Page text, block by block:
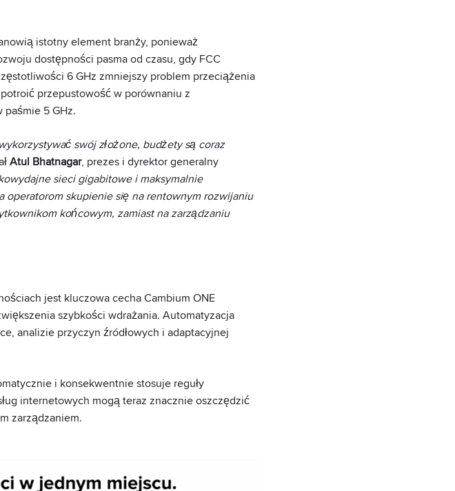
istotny element branży, ponieważ
dostępności pasma od czasu, gdy FCC
6 GHz zmniejszy problem przeciążenia
przepustowość w porównaniu z
5 GHz.
swój złożone, budżety są coraz
Atul Bhatnagar, prezes i dyrektor generalny
sieci gigabitowe i maksymalnie
operatorom skupienie się na rentownym rozwijaniu
końcowym, zamiast na zarządzaniu
jest kluczowa cecha Cambium ONE
szybkości wdrażania. Automatyzacja
analizie przyczyn źródłowych i adaptacyjnej
i konsekwentnie stosuje reguły
internetowych mogą teraz znacznie oszczędzić
zarządzaniem.